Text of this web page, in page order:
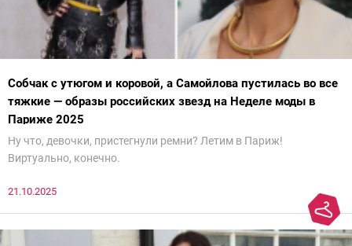
Собчак с утюгом и коровой, а Самойлова пустилась во все
тяжкие — образы российских звезд на Неделе моды в
Париже 2025
Ну что, девочки, пристегнули ремни? Летим в Париж!
Виртуально, конечно.
21.10.2025